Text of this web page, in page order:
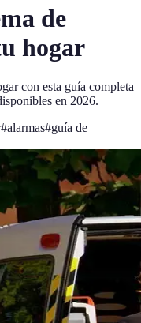
de
hogar
con esta guía completa
en 2026.
#alarmas#guía de